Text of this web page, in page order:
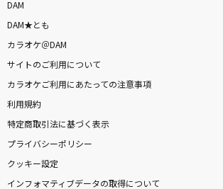
DAM
DAM★とも
カラオケ＠DAM
サイトのご利用について
カラオケご利用にあたっての注意事項
利用規約
特定商取引法に基づく表示
プライバシーポリシー
クッキー設定
インフォマティブデータの取得について